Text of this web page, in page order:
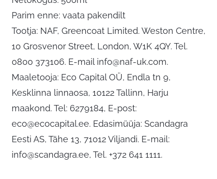
Parim enne: vaata pakendilt
Tootja: NAF, Greencoat Limited. Weston Centre,
10 Grosvenor Street, London, W1K 4QY. Tel.
0800 373106. E-mail info@naf-uk.com.
Maaletooja: Eco Capital OÜ, Endla tn 9,
Kesklinna linnaosa, 10122 Tallinn, Harju
maakond. Tel: 6279184, E-post:
eco@ecocapital.ee. Edasimüüja: Scandagra
Eesti AS, Tähe 13, 71012 Viljandi. E-mail:
info@scandagra.ee, Tel. +372 641 1111.